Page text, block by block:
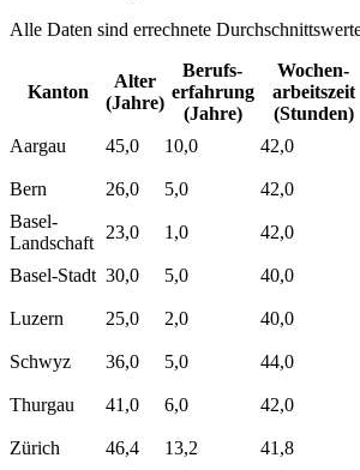
Alle Daten sind errechnete
Kanton
Alter
(Jahre)
Berufs­
erfahrung
(Jahre)
Wochen­
arbeitszeit
(Stunden)
Aargau 45,0 10,0 42,0
Bern
26,0 5,0 42,0
Basel-
Landschaft
23,0 1,0 42,0
Basel-Stadt 30,0 5,0 40,0
Luzern
25,0 2,0 40,0
Schwyz
36,0 5,0 44,0
Thurgau
41,0 6,0 42,0
Zürich
46,4 13,2 41,8